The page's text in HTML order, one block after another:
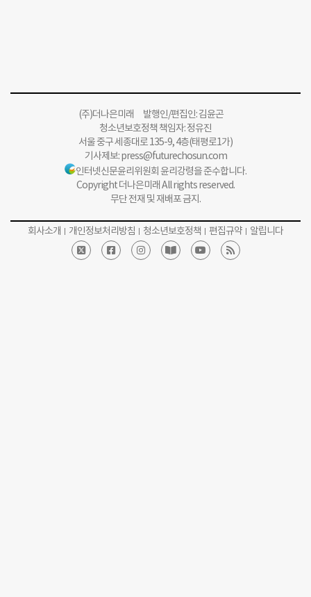
(주)더나은미래 발행인/편집인: 김윤곤
청소년보호정책 책임자: 정유진
서울 중구 세종대로 135-9, 4층(태평로1가)
기사제보:press@futurechosun.com
인터넷신문윤리위원회 윤리강령을 준수합니다.
Copyright 더나은미래 All rights reserved.
무단 전재 및 재배포 금지.
회사소개 개인정보처리방침 청소년보호정책 편집규약 알립니다